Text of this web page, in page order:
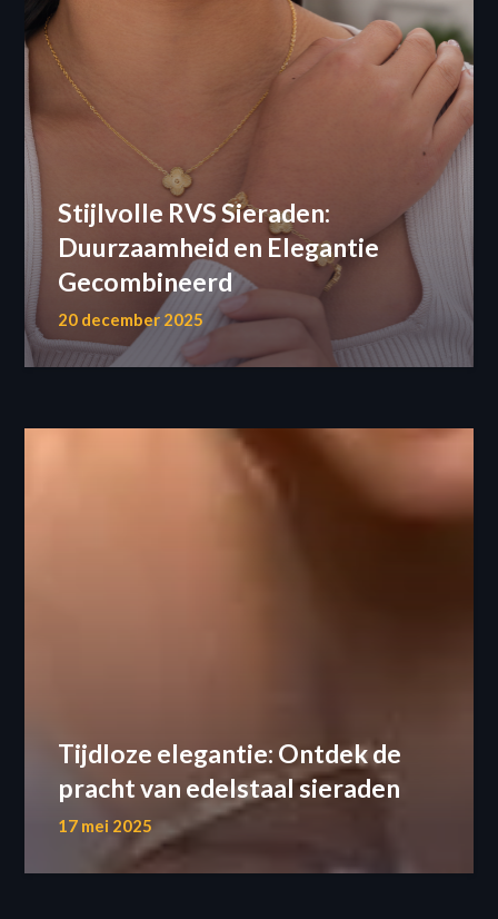
Stijlvolle RVS Sieraden:
Duurzaamheid en Elegantie
Gecombineerd
20 december 2025
Tijdloze elegantie: Ontdek de
pracht van edelstaal sieraden
17 mei 2025